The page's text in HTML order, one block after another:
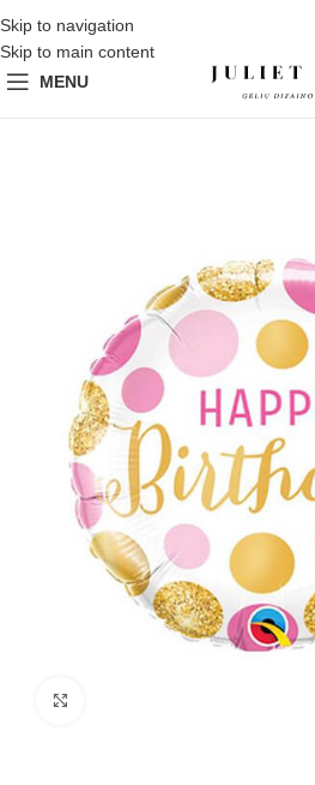
Skip to navigation
Skip to main content
MENU